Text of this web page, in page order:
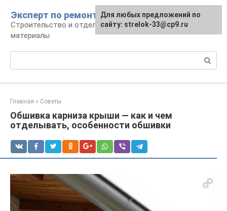
контенту
Эксперт по ремонту
Строительство и отделка: работы и
материалы
Главная » Советы
Обшивка карниза крыши — как и чем
отделывать, особенности обшивки
Для любых предложений по
сайту: strelok-33@cp9.ru
Для любых предложений по
сайту: strelok-33@cp9.ru